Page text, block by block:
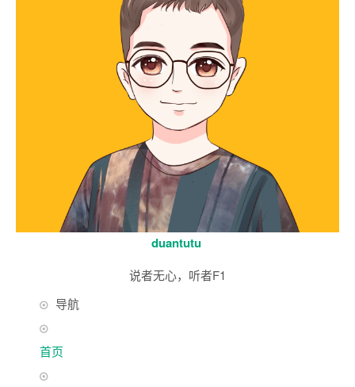
duantutu
说者无心，听者F1
导航
首页